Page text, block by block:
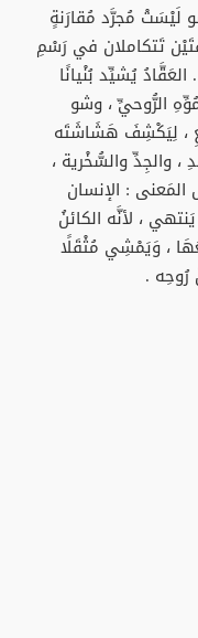
لَيْسَتْ مُجرَّد مُقارَنةٍ
تَتكاملان في رَسْمِ
يُشيِّد بُنْيانًا
الرُّوحيِّ ، وشو
، لِيَكْشِفَ هَشَاشَتَه
، والجِدِّ والسُّخْرية ،
المَعنى : الإنسان
، لأنَّه الكائنُ
، وَيَمْشِي مُثْقَلًا
رُوحِه .